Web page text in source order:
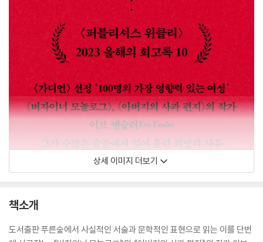
상세 이미지 더보기
책소개
도서출판 푸른숲에서 사실적인 서술과 문학적인 표현으로 읽는 이를 단번